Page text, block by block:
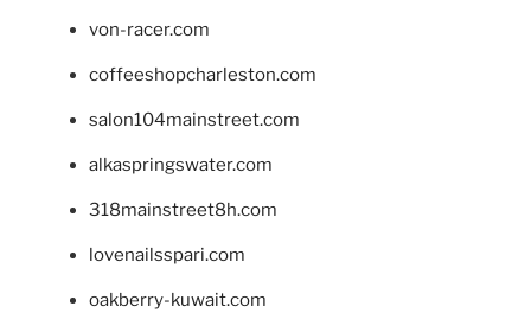
von-racer.com
coffeeshopcharleston.com
salon104mainstreet.com
alkaspringswater.com
318mainstreet8h.com
lovenailsspari.com
oakberry-kuwait.com